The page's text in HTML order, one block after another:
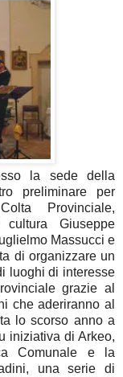
la sede della
preliminare per
Provinciale,
Giuseppe
Massucci e
di organizzare un
luoghi di interesse
grazie al
che aderiranno al
lo scorso anno a
iniziativa di Arkeo,
Comunale e la
una serie di